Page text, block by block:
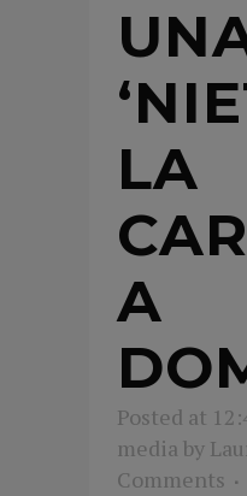
LA
A
Posted at
media by
Comments